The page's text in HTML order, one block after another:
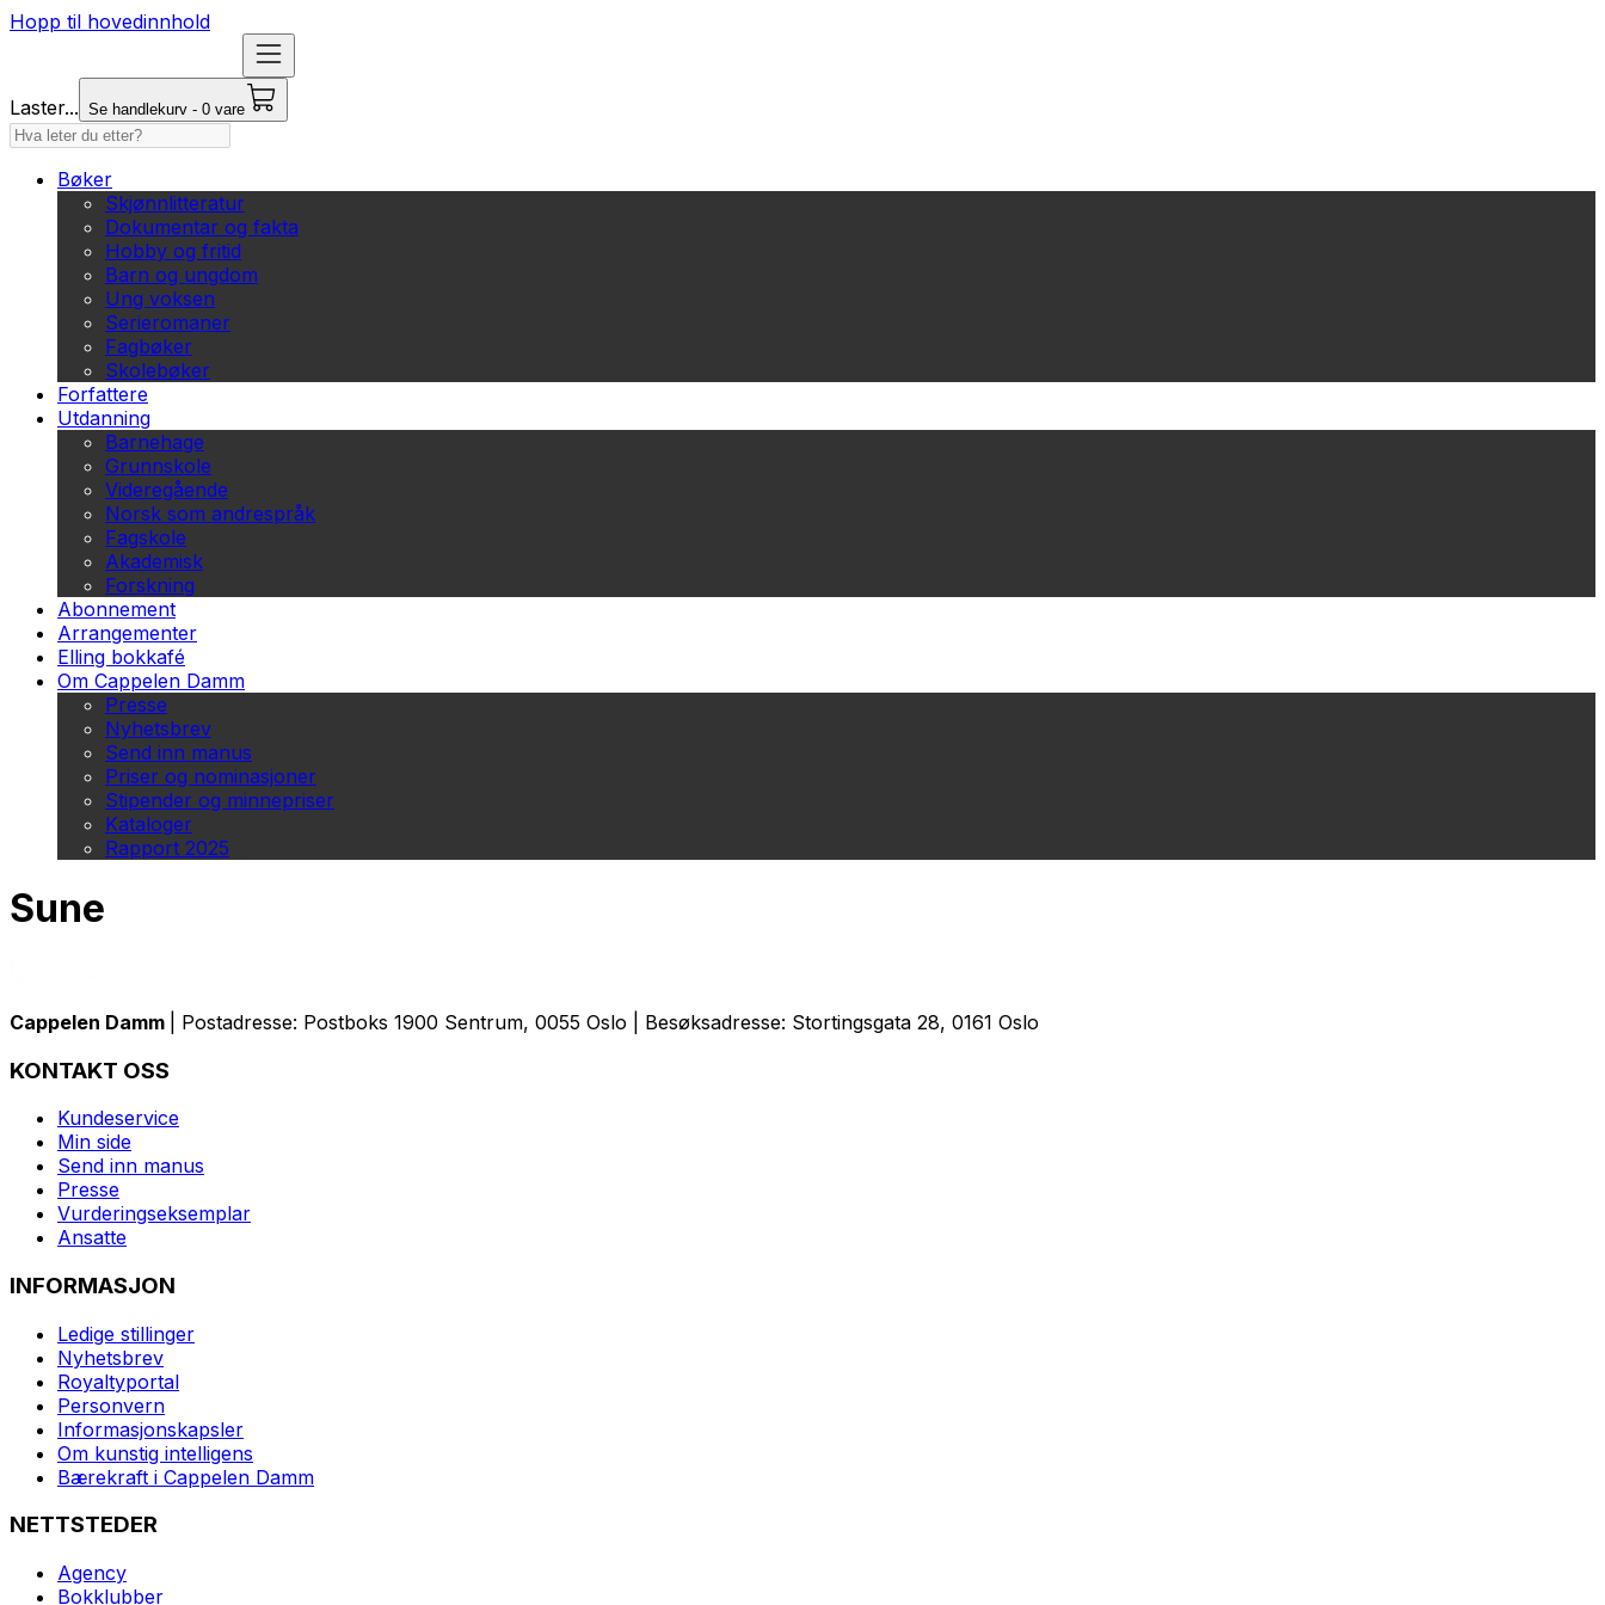
Hopp til hovedinnhold
Laster... Se handlekurv - 0 vare
Bøker
Skjønnlitteratur
Dokumentar og fakta
Hobby og fritid
Barn og ungdom
Ung voksen
Serieromaner
Fagbøker
Skolebøker
Forfattere
Utdanning
Barnehage
Grunnskole
Videregående
Norsk som andrespråk
Fagskole
Akademisk
Forskning
Abonnement
Arrangementer
Elling bokkafé
Om Cappelen Damm
Presse
Nyhetsbrev
Send inn manus
Priser og nominasjoner
Stipender og minnepriser
Kataloger
Rapport 2025
Sune
Cappelen Damm | Postadresse: Postboks 1900 Sentrum, 0055 Oslo | Besøksadresse: Stortingsgata 28, 0161 Oslo
KONTAKT OSS
Kundeservice
Min side
Send inn manus
Presse
Vurderingseksemplar
Ansatte
INFORMASJON
Ledige stillinger
Nyhetsbrev
Royaltyportal
Personvern
Informasjonskapsler
Om kunstig intelligens
Bærekraft i Cappelen Damm
NETTSTEDER
Agency
Bokklubber